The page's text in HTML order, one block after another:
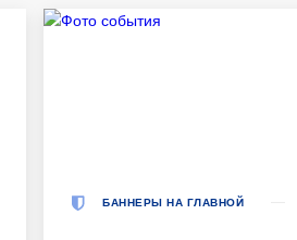
БАННЕРЫ НА ГЛАВНОЙ